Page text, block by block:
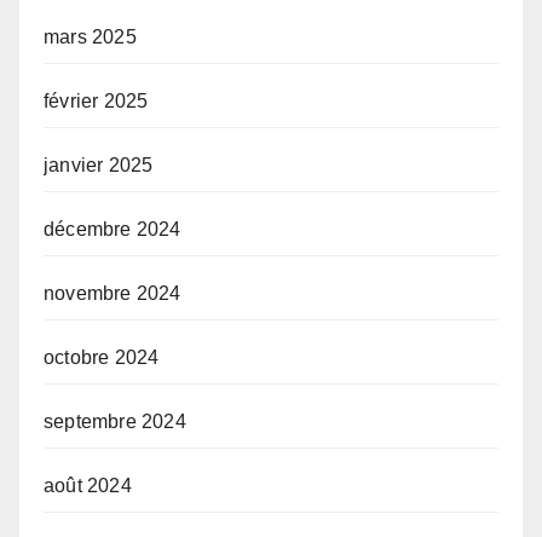
mars 2025
février 2025
janvier 2025
décembre 2024
novembre 2024
octobre 2024
septembre 2024
août 2024